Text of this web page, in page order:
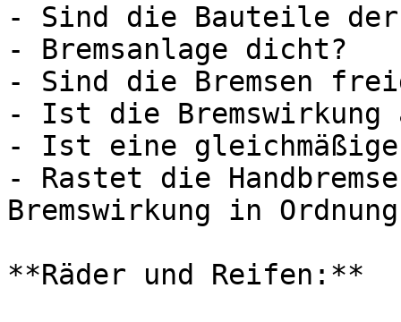
- Sind die Bauteile der
- Bremsanlage dicht?
- Sind die Bremsen
- Ist die Bremswirkung
- Ist eine gleichmäßige
- Rastet die
Bremswirkung in
**Räder und Reifen:**